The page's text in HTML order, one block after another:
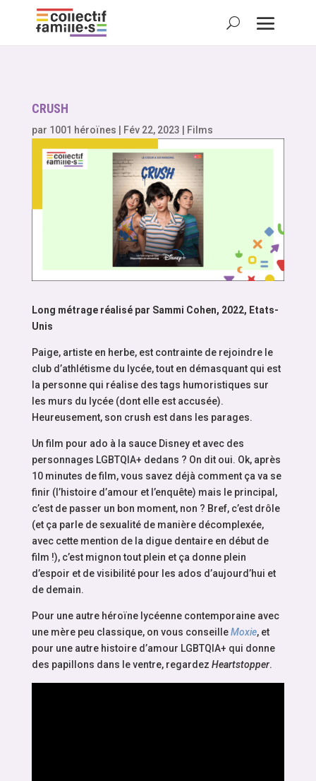
CRUSH
par 1001 héroïnes Fév 22, 2023 Films
Long métrage réalisé par Sammi Cohen, 2022, Etats-
Unis
Paige, artiste en herbe, est contrainte de rejoindre le
club d’athlétisme du lycée, tout en démasquant qui est
la personne qui réalise des tags humoristiques sur
les murs du lycée (dont elle est accusée).
Heureusement, son crush est dans les parages.
Un film pour ado à la sauce Disney et avec des
personnages LGBTQIA+ dedans ? On dit oui. Ok, après
10 minutes de film, vous savez déjà comment ça va se
finir (l’histoire d’amour et l’enquête) mais le principal,
c’est de passer un bon moment, non ? Bref, c’est drôle
(et ça parle de sexualité de manière décomplexée,
avec cette mention de la digue dentaire en début de
film !), c’est mignon tout plein et ça donne plein
d’espoir et de visibilité pour les ados d’aujourd’hui et
de demain.
Pour une autre héroïne lycéenne contemporaine avec
une mère peu classique, on vous conseilleMoxie, et
pour une autre histoire d’amour LGBTQIA+ qui donne
des papillons dans le ventre, regardez Heartstopper.